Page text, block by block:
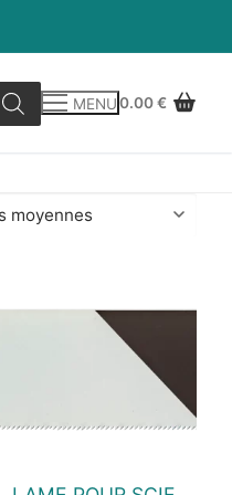
MENU0.00€